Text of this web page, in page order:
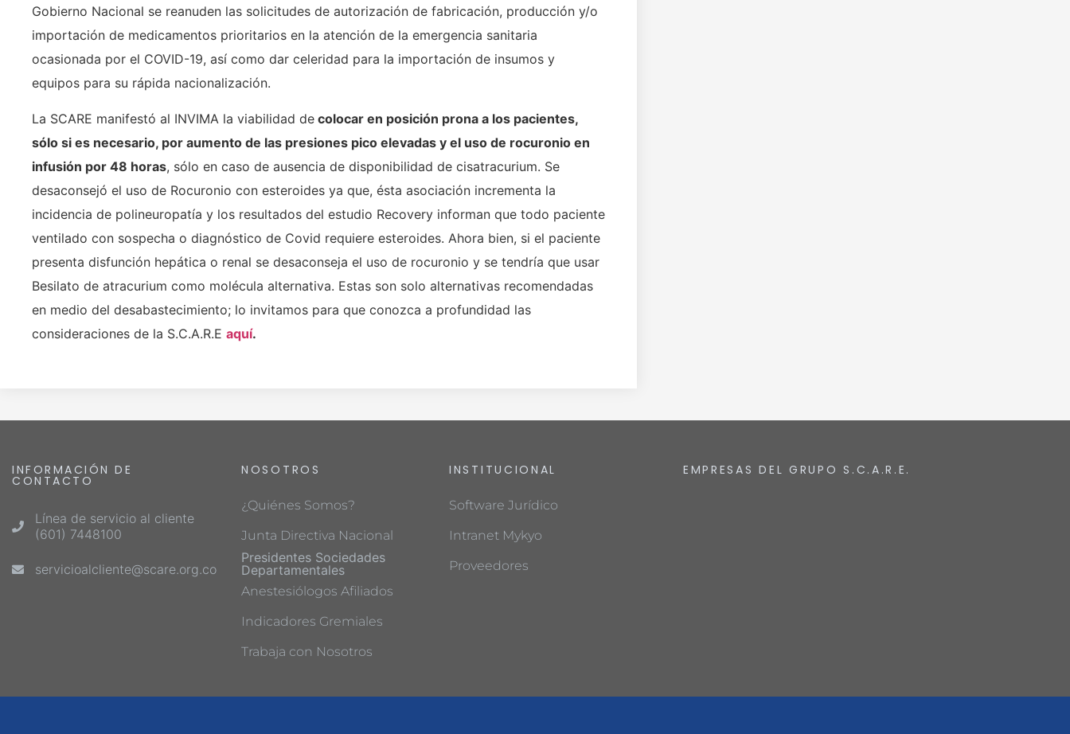
Gobierno Nacional se reanuden las solicitudes de autorización de fabricación, producción y/o
importación de medicamentos prioritarios en la atención de la emergencia sanitaria
ocasionada por el COVID-19, así como dar celeridad para la importación de insumos y
equipos para su rápida nacionalización.
La SCARE manifestó al INVIMA la viabilidad de colocar en posición prona a los pacientes,
sólo si es necesario, por aumento de las presiones pico elevadas y el uso de rocuronio en
infusión por 48 horas, sólo en caso de ausencia de disponibilidad de cisatracurium. Se
desaconsejó el uso de Rocuronio con esteroides ya que, ésta asociación incrementa la
incidencia de polineuropatía y los resultados del estudio Recovery informan que todo paciente
ventilado con sospecha o diagnóstico de Covid requiere esteroides. Ahora bien, si el paciente
presenta disfunción hepática o renal se desaconseja el uso de rocuronio y se tendría que usar
Besilato de atracurium como molécula alternativa. Estas son solo alternativas recomendadas
en medio del desabastecimiento; lo invitamos para que conozca a profundidad las
consideraciones de la S.C.A.R.E aquí.
INFORMACIÓN DE
CONTACTO
Línea de servicio al cliente
(601) 7448100
servicioalcliente@scare.org.co
NOSOTROS
¿Quiénes Somos?
Junta Directiva Nacional
Presidentes Sociedades
Departamentales
Anestesiólogos Afiliados
Indicadores Gremiales
Trabaja con Nosotros
INSTITUCIONAL
Software Jurídico
Intranet Mykyo
Proveedores
EMPRESAS DEL GRUPO S.C.A.R.E.